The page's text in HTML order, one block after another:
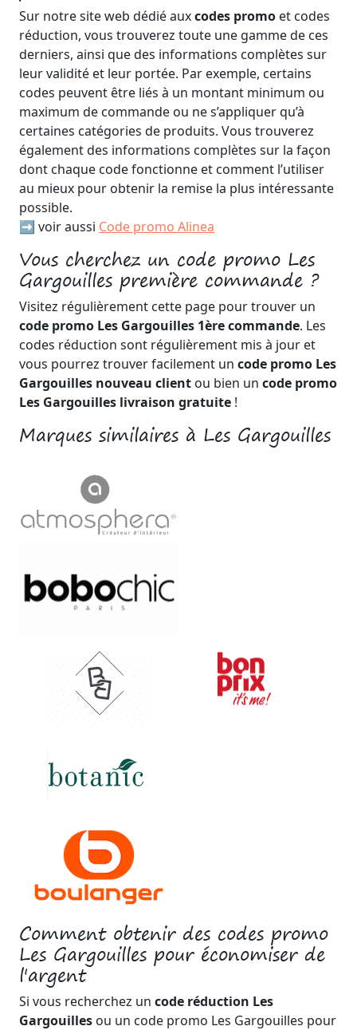
Sur notre site web dédié auxcodes promo et codes
réduction, vous trouverez toute une gamme de ces
derniers, ainsi que des informations complètes sur
leur validité et leur portée. Par exemple, certains
codes peuvent être liés à un montant minimum ou
maximum de commande ou ne s’appliquer qu’à
certaines catégories de produits. Vous trouverez
également des informations complètes sur la façon
dont chaque code fonctionne et comment l’utiliser
au mieux pour obtenir la remise la plus intéressante
possible.
➡️ voir aussi Code promo Alinea
Vous cherchez un code promo Les
Gargouilles première commande ?
Visitez régulièrement cette page pour trouver un
code promo Les Gargouilles 1ère commande. Les
codes réduction sont régulièrement mis à jour et
vous pourrez trouver facilement un code promo Les
Gargouilles nouveau client ou bien un code promo
Les Gargouilles livraison gratuite !
Marques similaires à Les Gargouilles
Comment obtenir des codes promo
Les Gargouilles pour économiser de
l'argent
Si vous recherchez un code réduction Les
Gargouilles ou un code promo Les Gargouilles pour